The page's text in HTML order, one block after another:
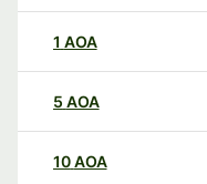
1 AOA
5 AOA
10AOA